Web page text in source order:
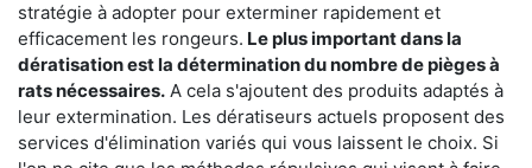
stratégie à adopter pour exterminer rapidement et
efficacement les rongeurs. Le plus important dans la
dératisation est la détermination du nombre de pièges à
rats nécessaires. A cela s'ajoutent des produits adaptés à
leur extermination. Les dératiseurs actuels proposent des
services d'élimination variés qui vous laissent le choix. Si